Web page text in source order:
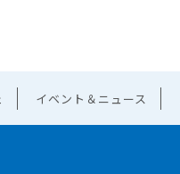
イベント＆ニュース